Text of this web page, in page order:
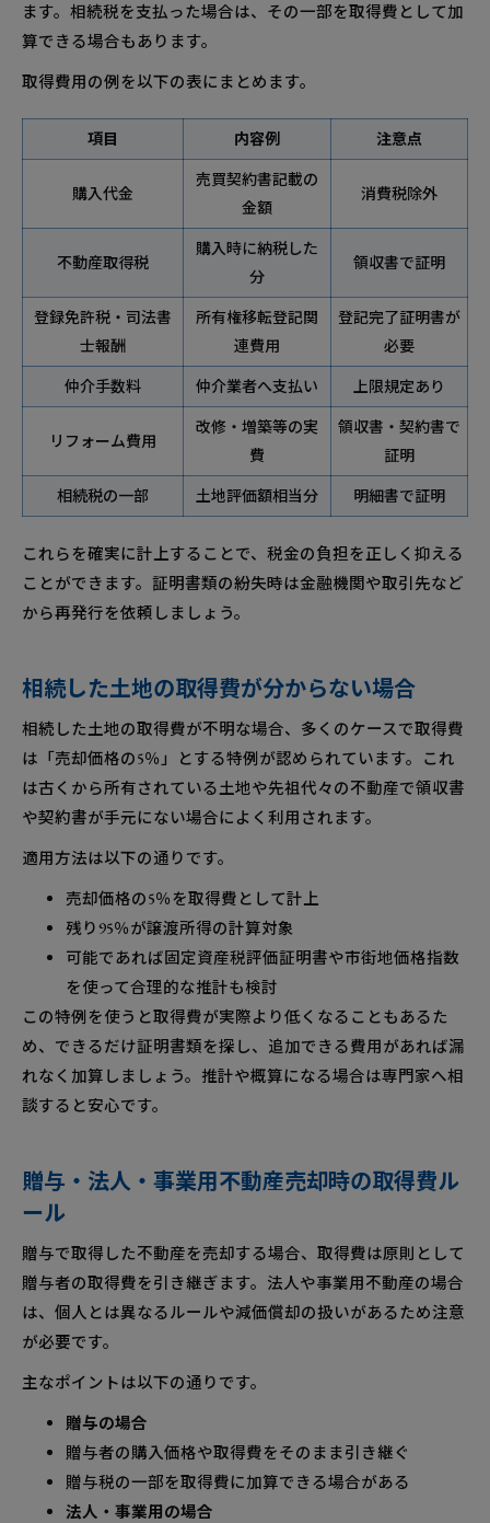
ます。相続税を支払った場合は、その一部を取得費として加
算できる場合もあります。
取得費用の例を以下の表にまとめます。
項目 内容例 注意点
購入代金
売買契約書記載の
金額
消費税除外
不動産取得税
購入時に納税した
分
領収書で証明
登録免許税・司法書
士報酬
所有権移転登記関
連費用
登記完了証明書が
必要
仲介手数料 仲介業者へ支払い 上限規定あり
リフォーム費用
改修・増築等の実
費
領収書・契約書で
証明
相続税の一部 土地評価額相当分 明細書で証明
これらを確実に計上することで、税金の負担を正しく抑える
ことができます。証明書類の紛失時は金融機関や取引先など
から再発行を依頼しましょう。
相続した土地の取得費が分からない場合
相続した土地の取得費が不明な場合、多くのケースで取得費
は「売却価格の5％」とする特例が認められています。これ
は古くから所有されている土地や先祖代々の不動産で領収書
や契約書が手元にない場合によく利用されます。
適用方法は以下の通りです。
売却価格の5％を取得費として計上
残り95％が譲渡所得の計算対象
可能であれば固定資産税評価証明書や市街地価格指数
を使って合理的な推計も検討
この特例を使うと取得費が実際より低くなることもあるた
め、できるだけ証明書類を探し、追加できる費用があれば漏
れなく加算しましょう。推計や概算になる場合は専門家へ相
談すると安心です。
贈与・法人・事業用不動産売却時の取得費ル
ール
贈与で取得した不動産を売却する場合、取得費は原則として
贈与者の取得費を引き継ぎます。法人や事業用不動産の場合
は、個人とは異なるルールや減価償却の扱いがあるため注意
が必要です。
主なポイントは以下の通りです。
贈与の場合
贈与者の購入価格や取得費をそのまま引き継ぐ
贈与税の一部を取得費に加算できる場合がある
法人・事業用の場合